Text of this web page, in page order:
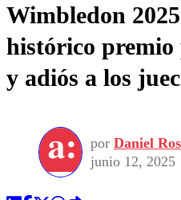
Wimbledon
histórico premio
y adiós a los
por Daniel
junio 12, 2025